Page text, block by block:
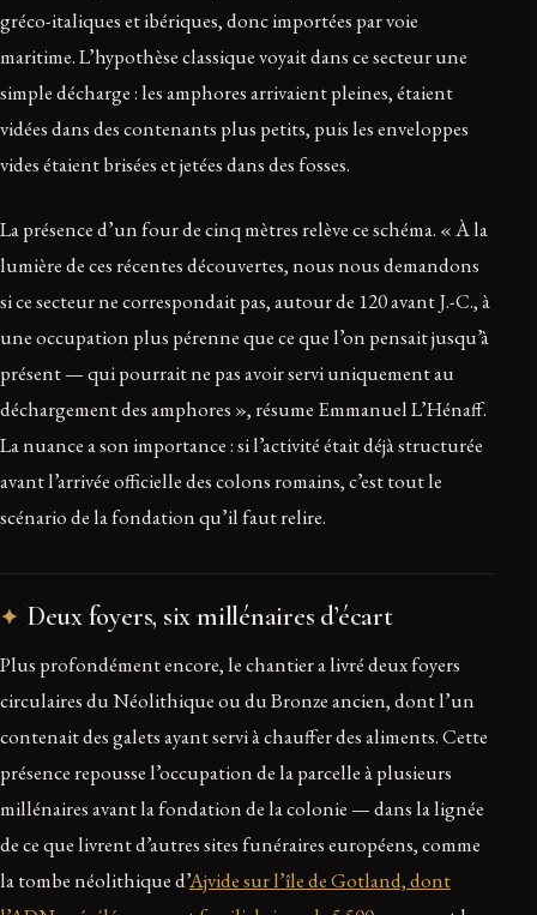
gréco-italiques et ibériques, donc importées par voie
maritime. L’hypothèse classique voyait dans ce secteur une
simple décharge : les amphores arrivaient pleines, étaient
vidées dans des contenants plus petits, puis les enveloppes
vides étaient brisées et jetées dans des fosses.
La présence d’un four de cinq mètres relève ce schéma. « À la
lumière de ces récentes découvertes, nous nous demandons
si ce secteur ne correspondait pas, autour de 120 avant J.-C., à
une occupation plus pérenne que ce que l’on pensait jusqu’à
présent — qui pourrait ne pas avoir servi uniquement au
déchargement des amphores », résume Emmanuel L’Hénaff.
La nuance a son importance : si l’activité était déjà structurée
avant l’arrivée officielle des colons romains, c’est tout le
scénario de la fondation qu’il faut relire.
Deux foyers, six millénaires d’écart
Plus profondément encore, le chantier a livré deux foyers
circulaires du Néolithique ou du Bronze ancien, dont l’un
contenait des galets ayant servi à chauffer des aliments. Cette
présence repousse l’occupation de la parcelle à plusieurs
millénaires avant la fondation de la colonie — dans la lignée
de ce que livrent d’autres sites funéraires européens, comme
la tombe néolithique d’Ajvide sur l’île de Gotland, dont